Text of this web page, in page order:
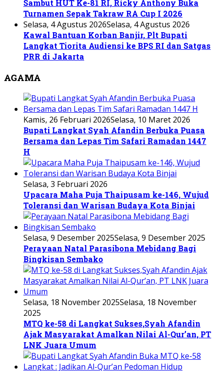
Sambut HUT Ke-81 RI, Ricky Anthony Buka
Turnamen Sepak Takraw RA Cup I 2026
Selasa, 4 Agustus 2026Selasa, 4 Agustus 2026
Kawal Bantuan Korban Banjir, Plt Bupati
Langkat Tiorita Audiensi ke BPS RI dan Satgas
PRR di Jakarta
AGAMA
Kamis, 26 Februari 2026Selasa, 10 Maret 2026
Bupati Langkat Syah Afandin Berbuka Puasa
Bersama dan Lepas Tim Safari Ramadan 1447
H
Selasa, 3 Februari 2026
Upacara Maha Puja Thaipusam ke-146, Wujud
Toleransi dan Warisan Budaya Kota Binjai
Selasa, 9 Desember 2025Selasa, 9 Desember 2025
Perayaan Natal Parasibona Mebidang Bagi
Bingkisan Sembako
Selasa, 18 November 2025Selasa, 18 November
2025
MTQ ke-58 di Langkat Sukses,Syah Afandin
Ajak Masyarakat Amalkan Nilai Al-Qur’an, PT
LNK Juara Umum